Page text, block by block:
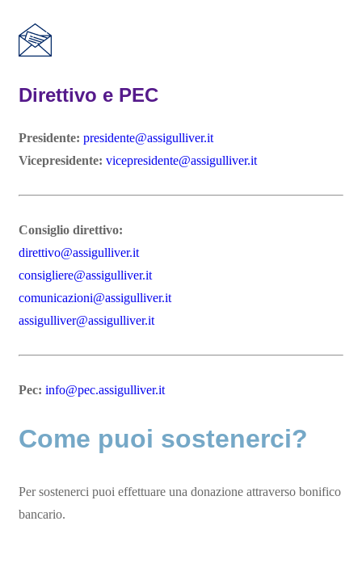
Direttivo e PEC
Presidente: presidente@assigulliver.it
Vicepresidente: vicepresidente@assigulliver.it
Consiglio direttivo:
direttivo@assigulliver.it
consigliere@assigulliver.it
comunicazioni@assigulliver.it
assigulliver@assigulliver.it
Pec: info@pec.assigulliver.it
Come puoi sostenerci?
Per sostenerci puoi effettuare una donazione attraverso bonifico
bancario.